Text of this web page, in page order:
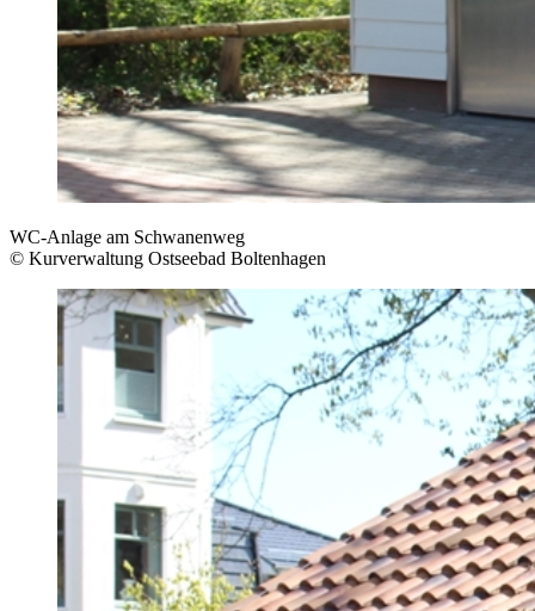
WC-Anlage am Schwanenweg
© Kurverwaltung Ostseebad Boltenhagen